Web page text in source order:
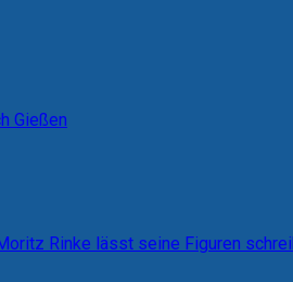
Gießen
Rinke lässt seine Figuren